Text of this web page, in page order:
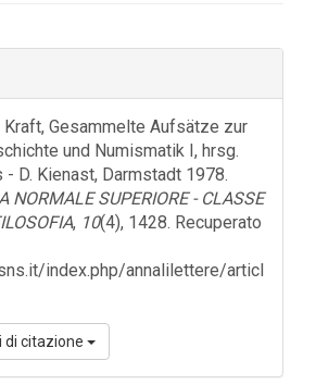
Kraft, Gesammelte Aufsätze zur
und Numismatik I, hrsg.
- D. Kienast, Darmstadt 1978.
NORMALE SUPERIORE - CLASSE
, 10(4), 1428. Recuperato
index.php/annalilettere/articl
citazione